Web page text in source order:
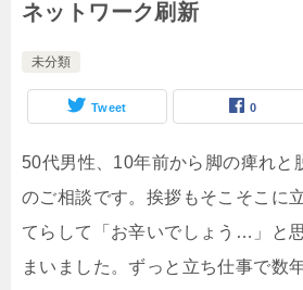
ネットワーク刷新
未分類
Tweet 0
50代男性、10年前から脚の痺れと
のご相談です。挨拶もそこそこに
てらして「お辛いでしょう…」と
まいました。ずっと立ち仕事で数